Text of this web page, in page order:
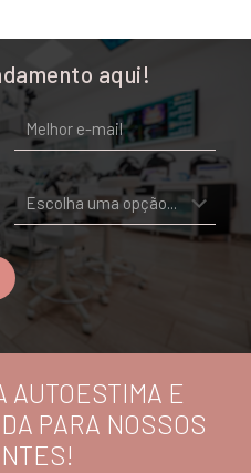
AUTOESTIMA E
PARA NOSSOS
aqui!